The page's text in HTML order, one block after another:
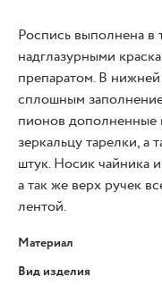
Роспись выполнена в
надглазурными
препаратом. В
сплошным
пионов дополненные
зеркальцу тарелки, а
штук. Носик чайника
а так же верх ручек
лентой.
Материал
Вид изделия